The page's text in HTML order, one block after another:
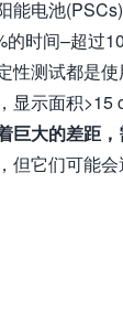
能电池
时间–超过
性测试都是
显示面积>15
巨大的差距
但它们可能